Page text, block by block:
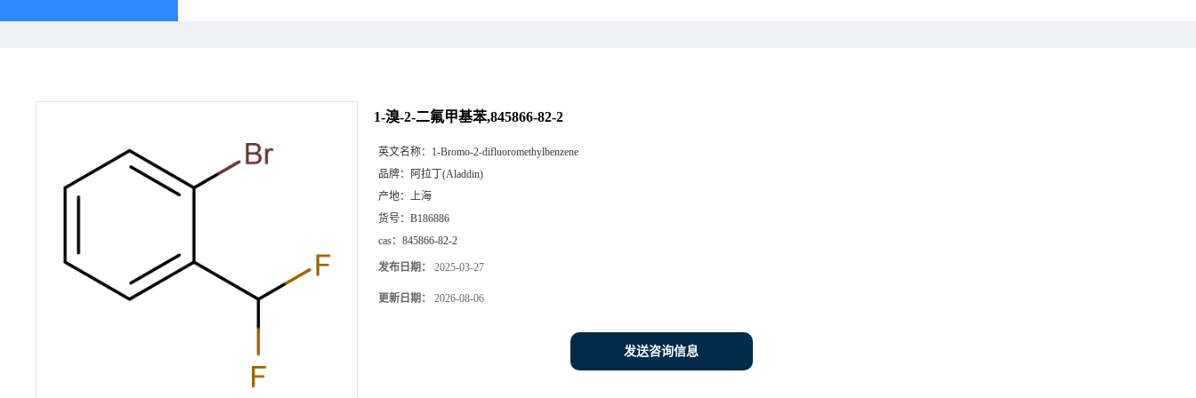
1-溴-2-二氟甲基苯,845866-82-2
英文名称： 1-Bromo-2-difluoromethylbenzene
品牌： 阿拉丁(Aladdin)
产地： 上海
货号： B186886
cas： 845866-82-2
发布日期： 2025-03-27
更新日期： 2026-08-06
发送咨询信息